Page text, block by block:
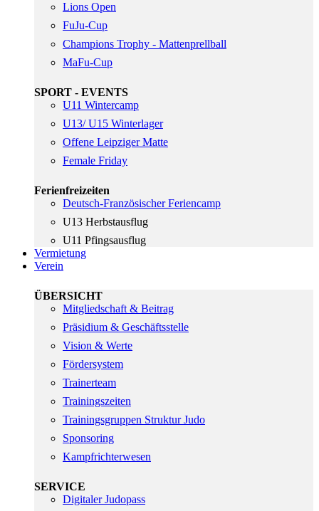
Lions Open
FuJu-Cup
Champions Trophy - Mattenprellball
MaFu-Cup
SPORT - EVENTS
U11 Wintercamp
U13/ U15 Winterlager
Offene Leipziger Matte
Female Friday
Ferienfreizeiten
Deutsch-Französischer Feriencamp
U13 Herbstausflug
U11 Pfingsausflug
Vermietung
Verein
ÜBERSICHT
Mitgliedschaft & Beitrag
Präsidium & Geschäftsstelle
Vision & Werte
Fördersystem
Trainerteam
Trainingszeiten
Trainingsgruppen Struktur Judo
Sponsoring
Kampfrichterwesen
SERVICE
Digitaler Judopass